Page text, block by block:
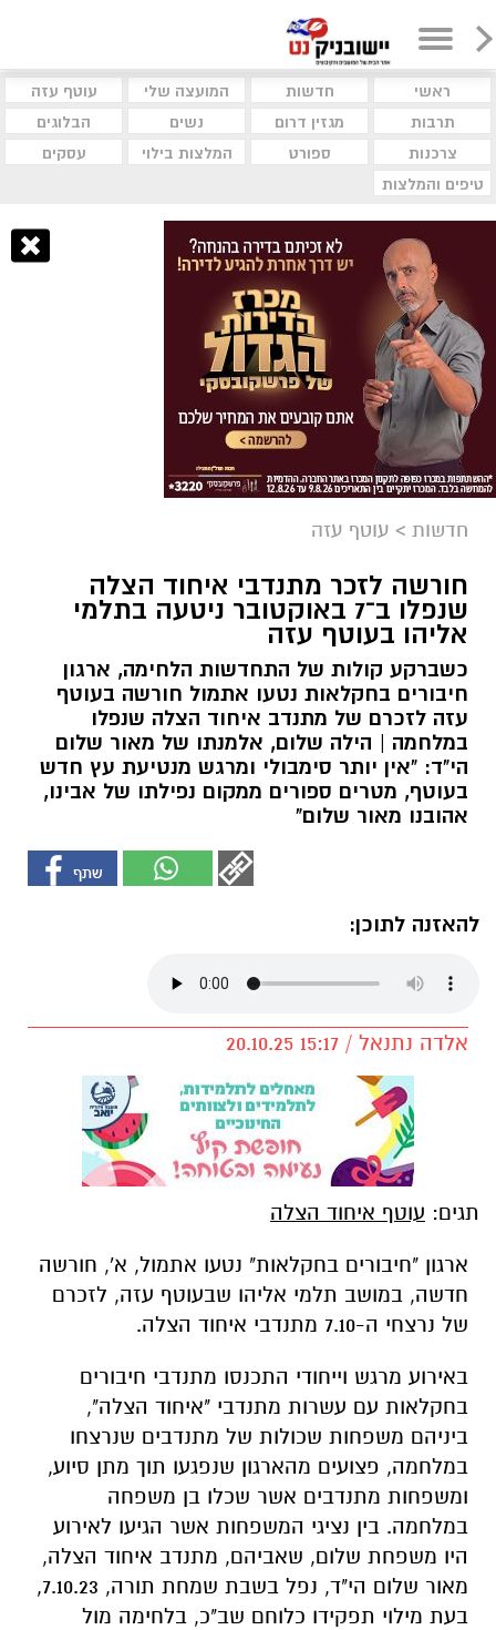
ראשי חדשות המועצה שלי
עוטף עזה
תרבות
מגזין דרום נשים
הבלוגים
צרכנות
ספורט המלצות בילוי
עסקים
טיפים והמלצות
חדשות > עוטף עזה
חורשה לזכר מתנדבי איחוד הצלה
שנפלו ב־7 באוקטובר ניטעה בתלמי
אליהו בעוטף עזה
כשברקע קולות של התחדשות הלחימה, ארגון
חיבורים בחקלאות נטעו אתמול חורשה בעוטף
עזה לזכרם של מתנדב איחוד הצלה שנפלו
במלחמה | הילה שלום, אלמנתו של מאור שלום
הי"ד: "אין יותר סימבולי ומרגש מנטיעת עץ חדש
בעוטף, מטרים ספורים ממקום נפילתו של אבינו,
אהובנו מאור שלום"
להאזנה לתוכן:
אלדה נתנאל / 15:17 20.10.25
תגים: עוטף איחוד הצלה
ארגון "חיבורים בחקלאות" נטעו אתמול, א', חורשה
חדשה, במושב תלמי אליהו שבעוטף עזה, לזכרם
של נרצחי ה-7.10 מתנדבי איחוד הצלה.
באירוע מרגש וייחודי התכנסו מתנדבי חיבורים
בחקלאות עם עשרות מתנדבי "איחוד הצלה",
ביניהם משפחות שכולות של מתנדבים שנרצחו
במלחמה, פצועים מהארגון שנפגעו תוך מתן סיוע,
ומשפחות מתנדבים אשר שכלו בן משפחה
במלחמה. בין נציגי המשפחות אשר הגיעו לאירוע
היו משפחת שלום, שאביהם, מתנדב איחוד הצלה,
מאור שלום הי"ד, נפל בשבת שמחת תורה, 7.10.23,
בעת מילוי תפקידו כלוחם שב"כ, בלחימה מול